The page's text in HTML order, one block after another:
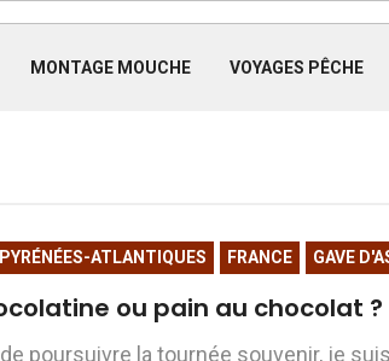
MONTAGE MOUCHE VOYAGES PÊCHE
ATLANTIQUES FRANCE GAVE
ou pain au chocolat ?
poursuivre la tournée souvenir, je